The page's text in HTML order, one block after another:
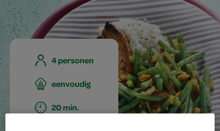
4 personen
eenvoudig
20 min.